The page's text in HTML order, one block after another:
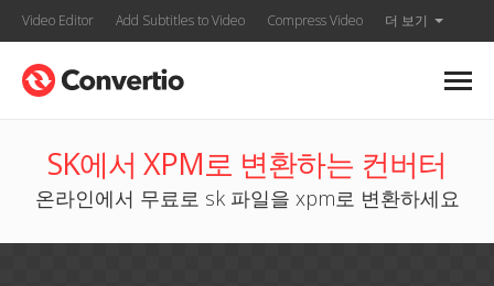
Video Editor Add Subtitles to Video Compress Video 더 보기
SK에서 XPM로 변환하는 컨버터
온라인에서 무료로 sk 파일을 xpm로 변환하세요